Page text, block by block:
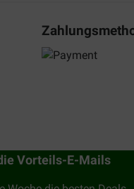
Vorteils-E-Mails